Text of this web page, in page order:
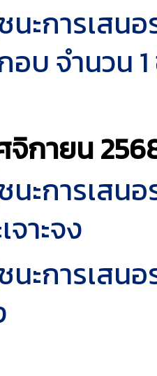
นะการเสน
จำนวน 1
กายน
นะการเสน
จาะจง
นะการเสน